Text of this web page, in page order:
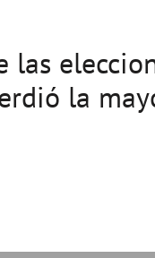
las
la